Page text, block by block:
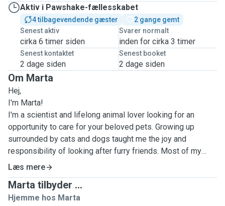
Aktiv i Pawshake-fællesskabet
4 tilbagevendende gæster
2 gange gemt
Senest aktiv
cirka 6 timer siden
Svarer normalt
inden for cirka 3 timer
Senest kontaktet
2 dage siden
Senest booket
2 dage siden
Om Marta
Hej,
I'm Marta!
I'm a scientist and lifelong animal lover looking for an
opportunity to care for your beloved pets. Growing up
surrounded by cats and dogs taught me the joy and
responsibility of looking after furry friends. Most of my
experience has been house-sitting and caring for pets in
their own environment, but I'm also happy to drop by to
provide love, food, fufilling playtime and walks tailored to
their needs. I also have experience administering
Læs mere
Marta tilbyder ...
Hjemme hos Marta